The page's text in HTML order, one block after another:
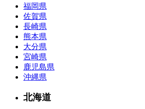
福岡県
佐賀県
長崎県
熊本県
大分県
宮崎県
鹿児島県
沖縄県
北海道